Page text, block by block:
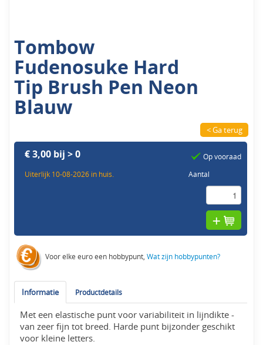
Tombow
Fudenosuke Hard
Tip Brush Pen Neon
Blauw
< Ga terug
€ 3,00 bij > 0
Uiterlijk 10-08-2026 in huis.
Op vooraad
Aantal
Voor elke euro een hobbypunt,Wat zijn hobbypunten?
Informatie Productdetails
Met een elastische punt voor variabiliteit in lijndikte -
van zeer fijn tot breed. Harde punt bijzonder geschikt
voor kleine letters.